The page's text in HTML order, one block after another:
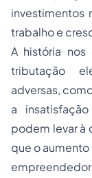
investimentos
trabalho e
A história
tributação
adversas,
a
podem levar à
que o